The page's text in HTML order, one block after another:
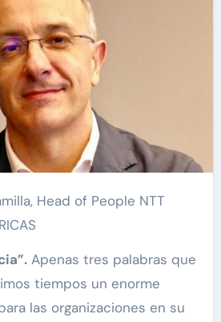
Apenas tres palabras que
tiempos un enorme
las organizaciones en su